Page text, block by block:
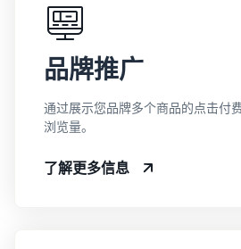
品牌推广
通过展示您品牌多个商品的点击付
浏览量。
了解更多信息